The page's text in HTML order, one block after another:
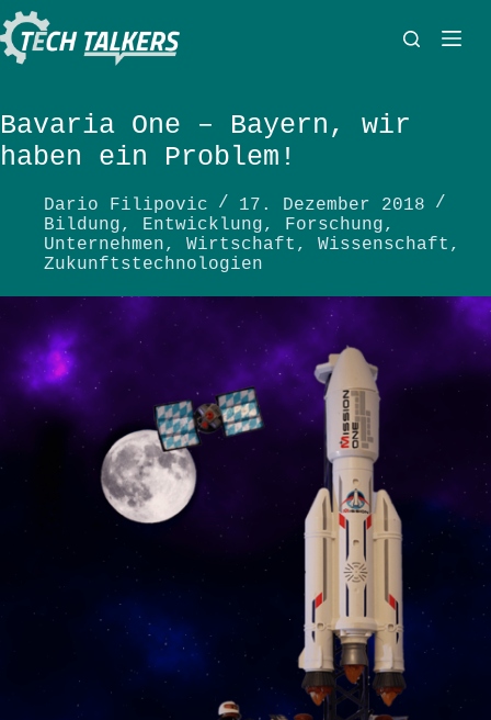
Zum
Inhalt
springen
Bavaria One – Bayern, wir
haben ein Problem!
Dario Filipovic
17. Dezember 2018
Bildung, Entwicklung, Forschung,
Unternehmen, Wirtschaft , Wissenschaft ,
Zukunftstechnologien